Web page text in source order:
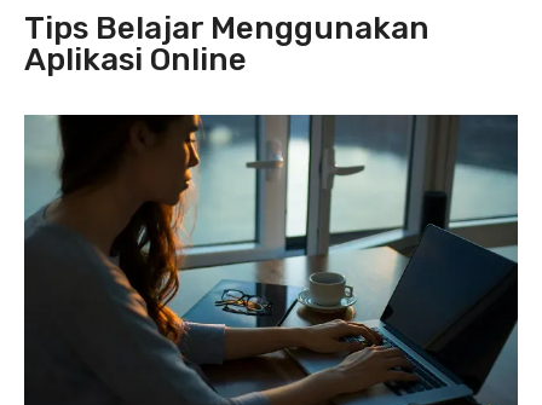
Tips Belajar Menggunakan
Aplikasi Online